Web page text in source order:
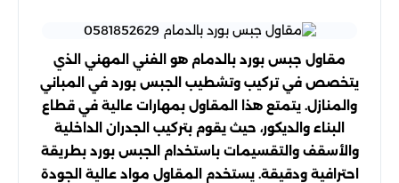
مقاول جبس بورد بالدمام هو الفني المهني الذي
يتخصص في تركيب وتشطيب الجبس بورد في المباني
والمنازل. يتمتع هذا المقاول بمهارات عالية في قطاع
البناء والديكور، حيث يقوم بتركيب الجدران الداخلية
والأسقف والتقسيمات باستخدام الجبس بورد بطريقة
احترافية ودقيقة. يستخدم المقاول مواد عالية الجودة